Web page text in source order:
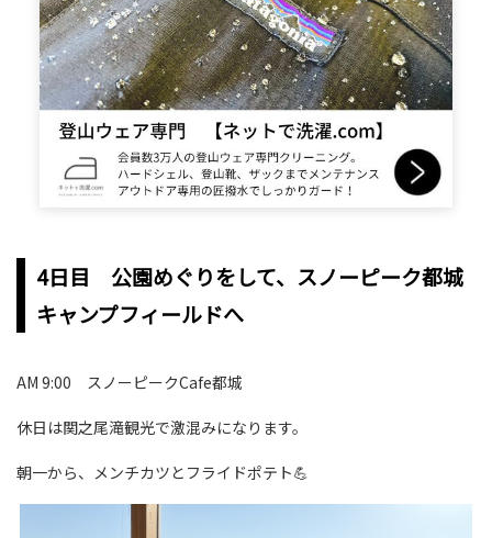
4日目 公園めぐりをして、スノーピーク都城
キャンプフィールドへ
AM 9:00 スノーピークCafe都城
休日は関之尾滝観光で激混みになります。
朝一から、メンチカツとフライドポテト💪